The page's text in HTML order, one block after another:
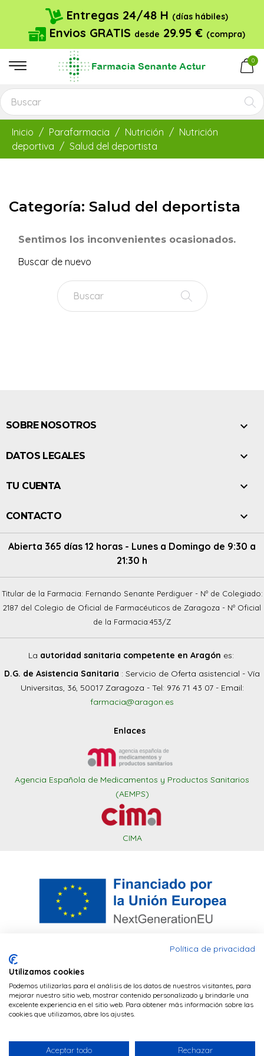
mantener la sesión del navegador y cookies
de terceros (Google Analytics) para realizar
tareas de analítica de visitas.
Entregas 24/48 H (días hábiles)
Envios GRATIS desde 29.95 € (compra)
0
Inicio Parafarmacia Nutrición
Nutrición
deportiva
Salud del deportista
Categoría: Salud del deportista
Sentimos los inconvenientes ocasionados.
Buscar de nuevo
SOBRE NOSOTROS 
DATOS LEGALES 
TU CUENTA 
CONTACTO 
Abierta 365 días 12 horas - Lunes a Domingo de 9:30 a
21:30 h
Titular de la Farmacia: Fernando Senante Perdiguer - Nº de Colegiado:
2187 del Colegio de Oficial de Farmacéuticos de Zaragoza - Nº Oficial
de la Farmacia:453/Z
La autoridad sanitaria competente en Aragón es:
D.G. de Asistencia Sanitaria : Servicio de Oferta asistencial - Vía
Universitas, 36, 50017 Zaragoza - Tel: 976 71 43 07 - Email:
farmacia@aragon.es
Enlaces
Agencia Española de Medicamentos y Productos Sanitarios
(AEMPS)
CIMA
Financiado por la Unión Europea – NextGenerationEU. Sin
embargo, los puntos de vista y las opiniones expresadas son
únicamente los del autor o autores y no reflejan
necesariamente los de la Unión Europea o la Comisión
Política de privacidad
Utilizamos cookies
Podemos utilizarlas para el análisis de los datos de nuestros visitantes, para
mejorar nuestro sitio web, mostrar contenido personalizado y brindarle una
excelente experiencia en el sitio web. Para obtener más información sobre las
cookies que utilizamos, abre los ajustes.
Aceptar todo Rechazar